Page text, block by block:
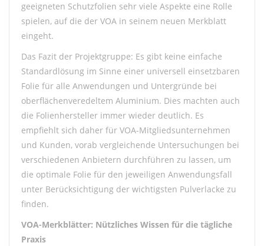
geeigneten Schutzfolien sehr viele Aspekte eine Rolle
spielen, auf die der VOA in seinem neuen Merkblatt
eingeht.
Das Fazit der Projektgruppe: Es gibt keine einfache
Standardlösung im Sinne einer universell einsetzbaren
Folie für alle Anwendungen und Untergründe bei
oberflächenveredeltem Aluminium. Dies machten auch
die Folienhersteller immer wieder deutlich. Es
empfiehlt sich daher für VOA-Mitgliedsunternehmen
und Kunden, vorab vergleichende Untersuchungen bei
verschiedenen Anbietern durchführen zu lassen, um
die optimale Folie für den jeweiligen Anwendungsfall
unter Berücksichtigung der wichtigsten Pulverlacke zu
finden.
VOA-Merkblätter: Nützliches Wissen für die tägliche
Praxis